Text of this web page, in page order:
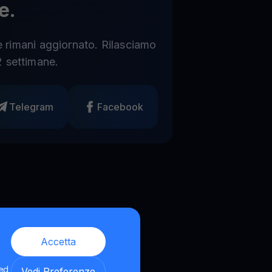
Accetta
rimani aggiornato. Rilasciamo
settimane.
Telegram Facebook